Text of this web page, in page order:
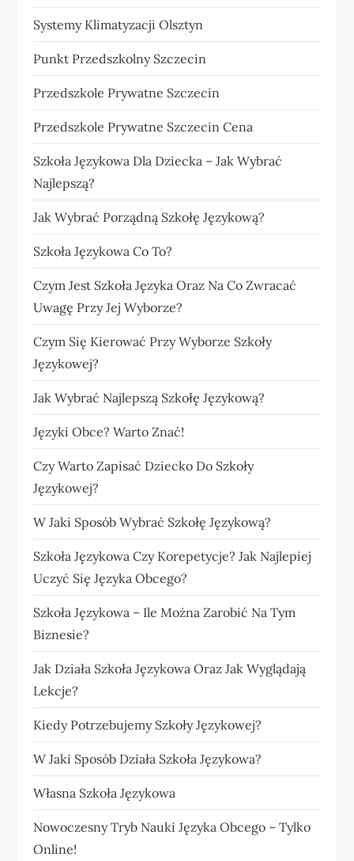
Systemy Klimatyzacji Olsztyn
Punkt Przedszkolny Szczecin
Przedszkole Prywatne Szczecin
Przedszkole Prywatne Szczecin Cena
Szkoła Językowa Dla Dziecka – Jak Wybrać
Najlepszą?
Jak Wybrać Porządną Szkołę Językową?
Szkoła Językowa Co To?
Czym Jest Szkoła Języka Oraz Na Co Zwracać
Uwagę Przy Jej Wyborze?
Czym Się Kierować Przy Wyborze Szkoły
Językowej?
Jak Wybrać Najlepszą Szkołę Językową?
Języki Obce? Warto Znać!
Czy Warto Zapisać Dziecko Do Szkoły
Językowej?
W Jaki Sposób Wybrać Szkołę Językową?
Szkoła Językowa Czy Korepetycje? Jak Najlepiej
Uczyć Się Języka Obcego?
Szkoła Językowa – Ile Można Zarobić Na Tym
Biznesie?
Jak Działa Szkoła Językowa Oraz Jak Wyglądają
Lekcje?
Kiedy Potrzebujemy Szkoły Językowej?
W Jaki Sposób Działa Szkoła Językowa?
Własna Szkoła Językowa
Nowoczesny Tryb Nauki Języka Obcego – Tylko
Online!